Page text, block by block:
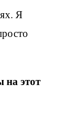
Я
на этот